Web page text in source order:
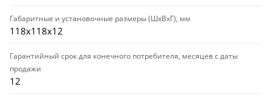
Габаритные и установочные размеры (ШхВхГ), мм
118х118х12
Гарантийный срок для конечного потребителя, месяцев с даты
продажи
12